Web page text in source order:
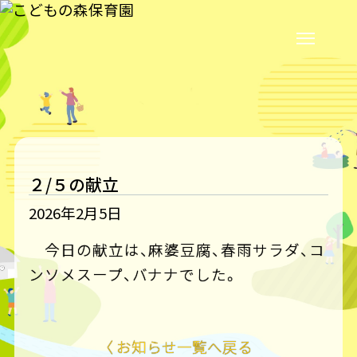
２/５の献立
2026年2月5日
今日の献立は、麻婆豆腐、春雨サラダ、コ
ンソメスープ、バナナでした。
〈 お知らせ一覧へ戻る